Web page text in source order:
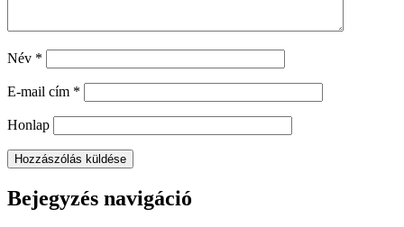
Név *
E-mail cím *
Honlap
Bejegyzés navigáció